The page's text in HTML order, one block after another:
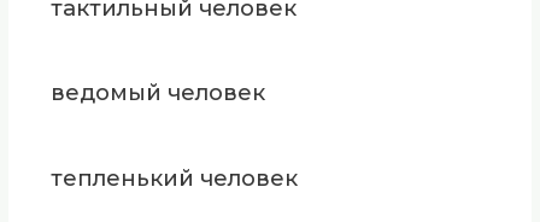
тактильный человек
ведомый человек
тепленький человек